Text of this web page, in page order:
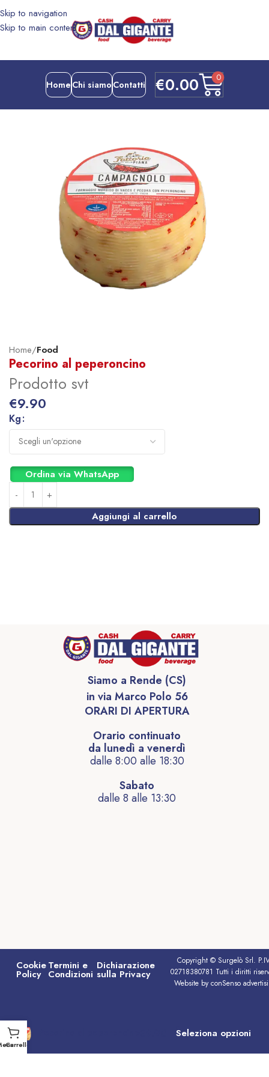
Skip to navigation
Skip to main content
€0.00 0
Home Chi siamo Contatti
Home Food
Pecorino al peperoncino
Prodotto svt
€9.90
Kg
Aggiungi al carrello
Ordina via WhatsApp
Siamo a Rende (CS)
in via Marco Polo 56
ORARI DI APERTURA
Orario continuato
da lunedì a venerdì
dalle 8:00 alle 18:30
Sabato
dalle 8 alle 13:30
Cookie
Policy
Termini e
Condizioni
Dichiarazione
sulla Privacy
Copyright © Surgelò Srl.
02718380781 Tutti i diritti
Website by conSenso
Seleziona opzioni
Carrello